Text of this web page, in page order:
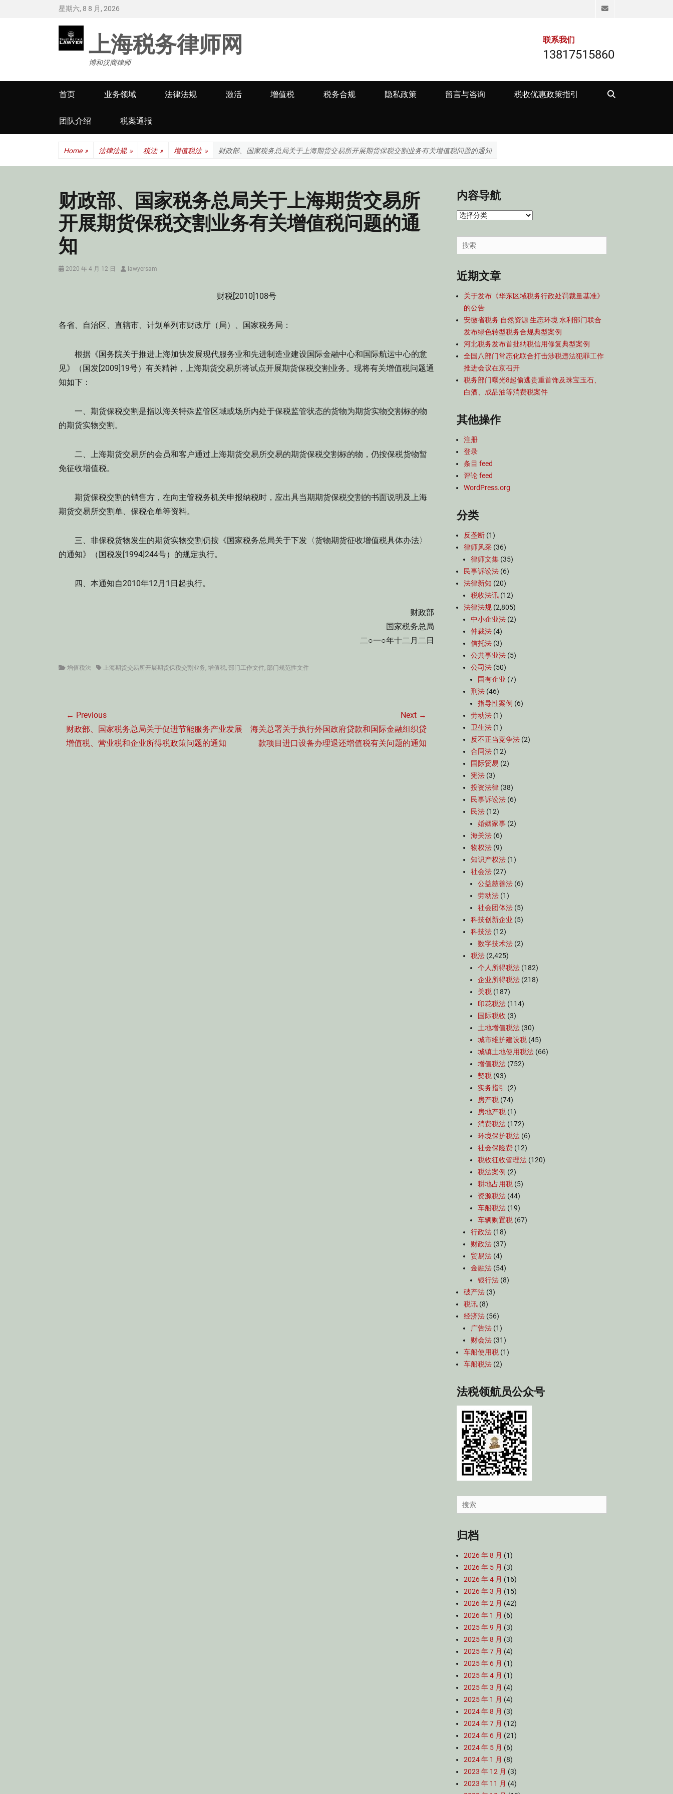
星期六, 8 8 月, 2026 Email
上海税务律师网
博和汉商律师
联系我们
13817515860
Primary
menu
首页 业务领域 法律法规 激活 增值税 税务合规 隐私政策 留言与咨询 税收优惠政策指引
团队介绍 税案通报
Home » 法律法规 » 税法 » 增值税法 » 财政部、国家税务总局关于上海期货交易所开展期货保税交割业务有关增值税问题的通知
财政部、国家税务总局关于上海期货交易所
开展期货保税交割业务有关增值税问题的通
知
Posted
2020 年 4 月 12 日 Authorlawyersam
财税[2010]108号
各省、自治区、直辖市、计划单列市财政厅（局）、国家税务局：
根据《国务院关于推进上海加快发展现代服务业和先进制造业建设国际金融中心和国际航运中心的意
见》（国发[2009]19号）有关精神，上海期货交易所将试点开展期货保税交割业务。现将有关增值税问题通
知如下：
一、期货保税交割是指以海关特殊监管区域或场所内处于保税监管状态的货物为期货实物交割标的物
的期货实物交割。
二、上海期货交易所的会员和客户通过上海期货交易所交易的期货保税交割标的物，仍按保税货物暂
免征收增值税。
期货保税交割的销售方，在向主管税务机关申报纳税时，应出具当期期货保税交割的书面说明及上海
期货交易所交割单、保税仓单等资料。
三、非保税货物发生的期货实物交割仍按《国家税务总局关于下发〈货物期货征收增值税具体办法〉
的通知》（国税发[1994]244号）的规定执行。
四、本通知自2010年12月1日起执行。
财政部
国家税务总局
二○一○年十二月二日
Categories
增值税法 Tags上海期货交易所开展期货保税交割业务, 增值税, 部门工作文件, 部门规范性文件
章
导
航
← Previous
Previous
post:
财政部、国家税务总局关于促进节能服务产业发展
增值税、营业税和企业所得税政策问题的通知
Next →
Next
post:
海关总署关于执行外国政府贷款和国际金融组织贷
款项目进口设备办理退还增值税有关问题的通知
内容导航
内
导
航
Search
for:
近期文章
关于发布《华东区域税务行政处罚裁量基准》
的公告
安徽省税务 自然资源 生态环境 水利部门联合
发布绿色转型税务合规典型案例
河北税务发布首批纳税信用修复典型案例
全国八部门常态化联合打击涉税违法犯罪工作
推进会议在京召开
税务部门曝光8起偷逃贵重首饰及珠宝玉石、
白酒、成品油等消费税案件
其他操作
注册
登录
条目 feed
评论 feed
WordPress.org
分类
反垄断 (1)
律师风采 (36)
律师文集 (35)
民事诉讼法 (6)
法律新知 (20)
税收法讯 (12)
法律法规 (2,805)
中小企业法 (2)
仲裁法 (4)
信托法 (3)
公共事业法 (5)
公司法 (50)
国有企业 (7)
刑法 (46)
指导性案例 (6)
劳动法 (1)
卫生法 (1)
反不正当竞争法 (2)
合同法 (12)
国际贸易 (2)
宪法 (3)
投资法律 (38)
民事诉讼法 (6)
民法 (12)
婚姻家事 (2)
海关法 (6)
物权法 (9)
知识产权法 (1)
社会法 (27)
公益慈善法 (6)
劳动法 (1)
社会团体法 (5)
科技创新企业 (5)
科技法 (12)
数字技术法 (2)
税法 (2,425)
个人所得税法 (182)
企业所得税法 (218)
关税 (187)
印花税法 (114)
国际税收 (3)
土地增值税法 (30)
城市维护建设税 (45)
城镇土地使用税法 (66)
增值税法 (752)
契税 (93)
实务指引
(2)
房产税 (74)
房地产税 (1)
消费税法 (172)
环境保护税法 (6)
社会保险费 (12)
税收征收管理法 (120)
税法案例 (2)
耕地占用税 (5)
资源税法 (44)
车船税法 (19)
车辆购置税 (67)
行政法 (18)
财政法 (37)
贸易法 (4)
金融法 (54)
银行法 (8)
破产法 (3)
税讯 (8)
经济法 (56)
广告法 (1)
财会法 (31)
车船使用税 (1)
车船税法 (2)
法税领航员公众号
Search
for:
归档
2026 年 8 月 (1)
2026 年 5 月 (3)
2026 年 4 月 (16)
2026 年 3 月 (15)
2026 年 2 月 (42)
2026 年 1 月 (6)
2025 年 9 月 (3)
2025 年 8 月 (3)
2025 年 7 月 (4)
2025 年 6 月 (1)
2025 年 4 月 (1)
2025 年 3 月 (4)
2025 年 1 月 (4)
2024 年 8 月 (3)
2024 年 7 月 (12)
2024 年 6 月 (21)
2024 年 5 月 (6)
2024 年 1 月 (8)
2023 年 12 月 (3)
2023 年 11 月 (4)